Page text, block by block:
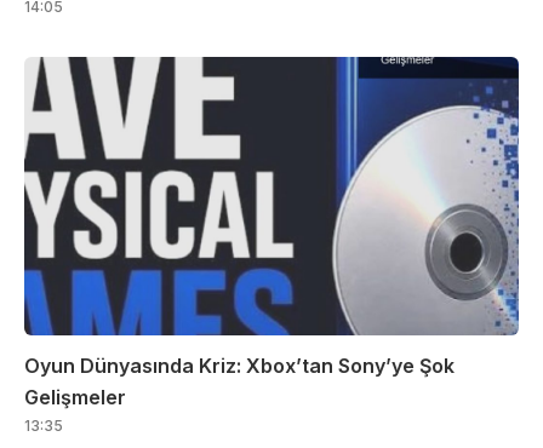
14:05
Oyun Dünyasında Kriz: Xbox’tan Sony’ye Şok
Gelişmeler
13:35